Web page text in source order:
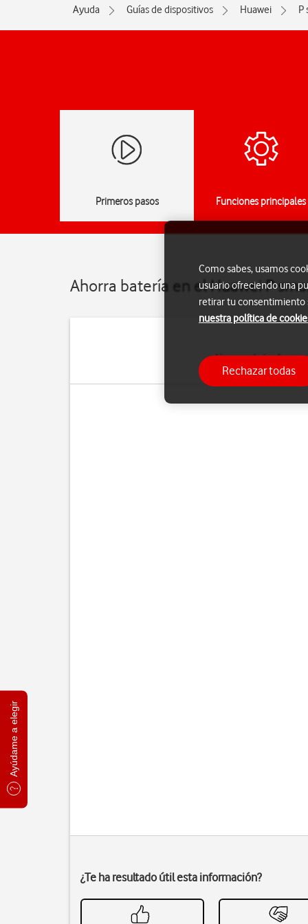
Ayúdame a elegir
Ayuda Guías de dispositivos Huawei P
Primeros pasos Funciones principales
Ahorra batería en el Huawei P
Algunas de las
¿Te ha resultado útil esta información?
Como sabes, usamos
usuario ofreciendo una
retirar tu consentimiento
nuestra política de
Rechazar todas